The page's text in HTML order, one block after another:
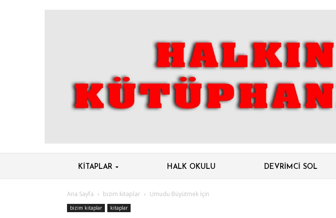
KITAPLAR HALK OKULU DEVRIMCI SOL
Ana Sayfa bizim kitaplar Umudu Büyütmek İçin
bizim kitaplar kitaplar